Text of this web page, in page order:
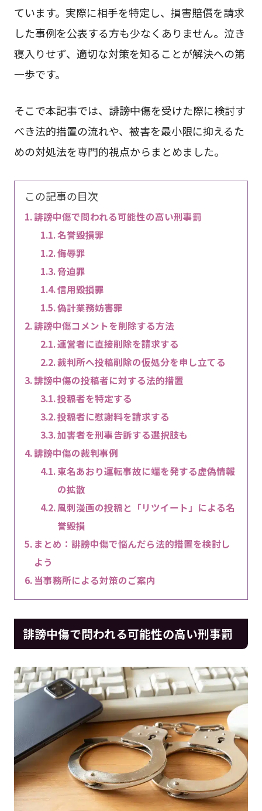
ています。実際に相手を特定し、損害賠償を請求
した事例を公表する方も少なくありません。泣き
寝入りせず、適切な対策を知ることが解決への第
一歩です。
そこで本記事では、誹謗中傷を受けた際に検討す
べき法的措置の流れや、被害を最小限に抑えるた
めの対処法を専門的視点からまとめました。
この記事の目次
誹謗中傷で問われる可能性の高い刑事罰
名誉毀損罪
侮辱罪
脅迫罪
信用毀損罪
偽計業務妨害罪
誹謗中傷コメントを削除する方法
運営者に直接削除を請求する
裁判所へ投稿削除の仮処分を申し立てる
誹謗中傷の投稿者に対する法的措置
投稿者を特定する
投稿者に慰謝料を請求する
加害者を刑事告訴する選択肢も
誹謗中傷の裁判事例
東名あおり運転事故に端を発する虚偽情報
の拡散
風刺漫画の投稿と「リツイート」による名
誉毀損
まとめ：誹謗中傷で悩んだら法的措置を検討し
よう
当事務所による対策のご案内
誹謗中傷で問われる可能性の高い刑事罰